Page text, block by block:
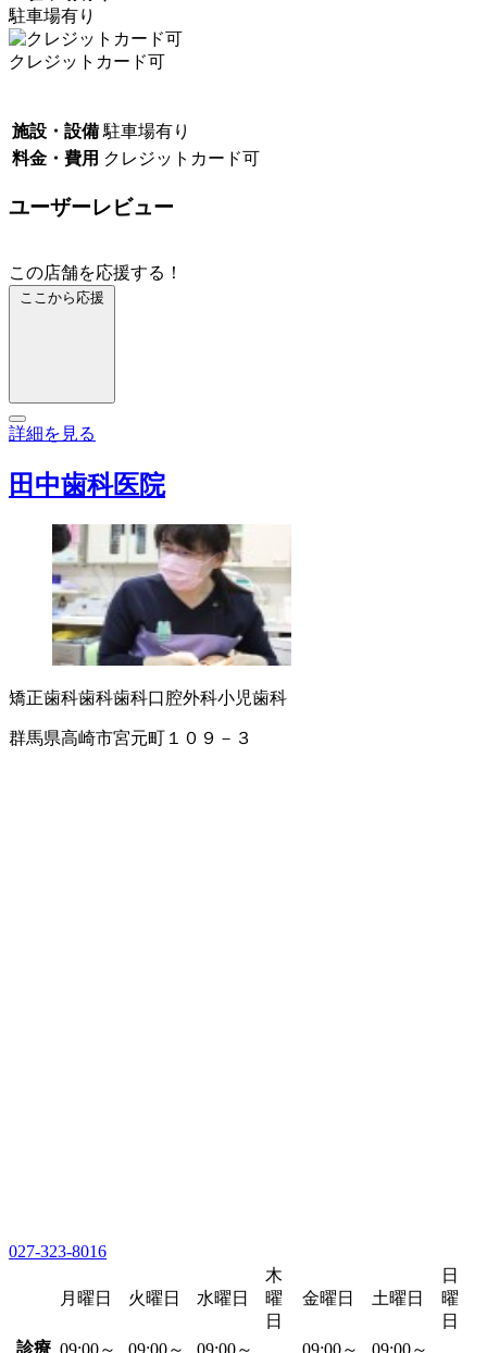
駐車場有り
クレジットカード可
施設・設備 駐車場有り
料金・費用 クレジットカード可
ユーザーレビュー
この店舗を応援する！
ここから応援
詳細を見る
田中歯科医院
矯正歯科歯科歯科口腔外科小児歯科
群馬県高崎市宮元町１０９－３
027-323-8016
月曜日 火曜日 水曜日
木
曜
日
金曜日 土曜日
日
曜
日
診療 09:00～ 09:00～ 09:00～ 09:00～ 09:00～